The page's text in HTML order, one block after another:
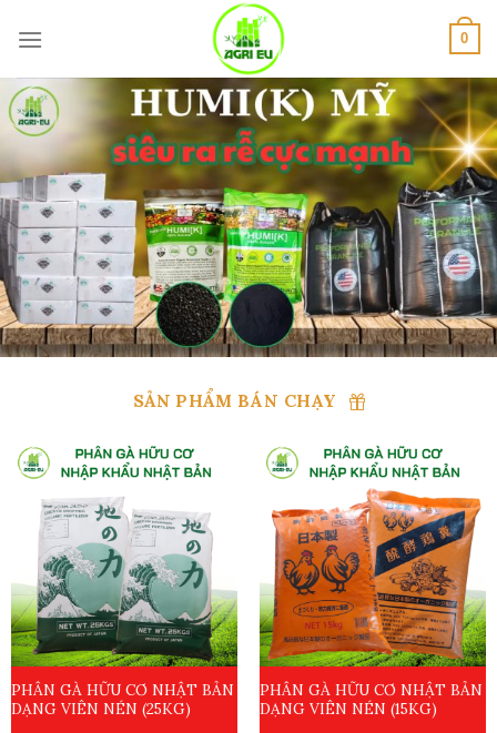
0
SẢN PHẨM BÁN CHẠY
PHÂN GÀ HỮU CƠ NHẬT BẢN
DẠNG VIÊN NÉN (25KG)
PHÂN GÀ HỮU CƠ NHẬT BẢN
DẠNG VIÊN NÉN (15KG)